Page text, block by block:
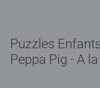
Puzzles
Peppa Pig - A